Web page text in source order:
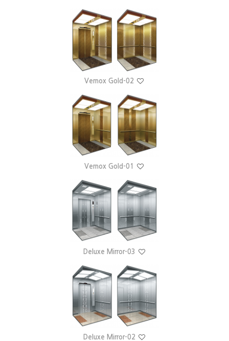
Vernox Gold-02
Vernox Gold-01
Deluxe Mirror-03
Deluxe Mirror-02